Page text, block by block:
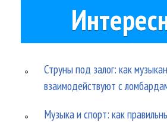
Струны под залог: как
взаимодействуют с
Музыка и спорт: как